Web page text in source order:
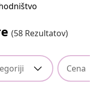
(58 Rezultatov)
Cena